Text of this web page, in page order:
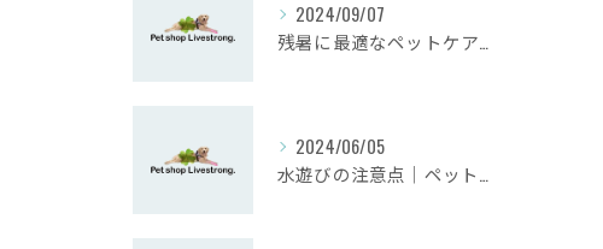
2024/09/07
残暑に最適なペットケア方法
2024/06/05
水遊びの注意点｜ペットショップ業界のプロが教えるペットとの安全な夏の過ごし方